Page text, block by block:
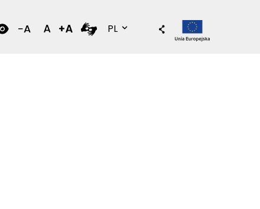
PLWersja polska